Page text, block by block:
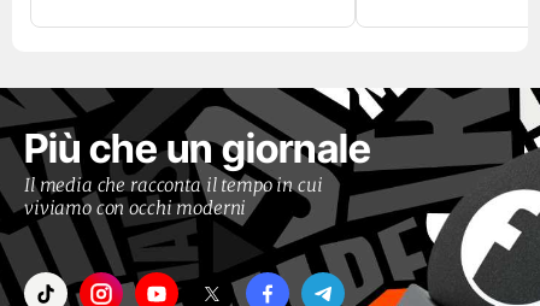
Più che un giornale
Il media che racconta il tempo in cui
viviamo con occhi moderni